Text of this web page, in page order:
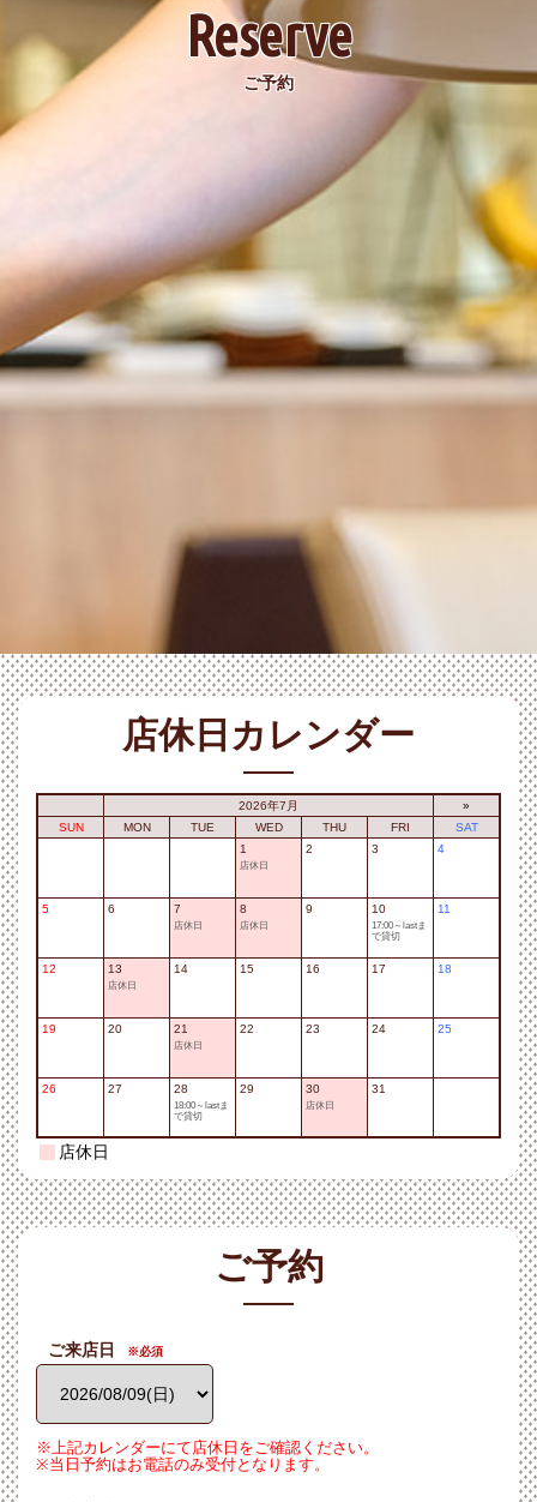
Reserve
ご予約
店休日カレンダー
2026年7月
»
SUN
MON TUE WED THU FRI
SAT
1
店休日
2 3 4
5 6 7
店休日
8
店休日
9 10
17:00～lastま
で貸切
11
12 13
店休日
14 15 16 17 18
19 20 21
店休日
22 23 24 25
26 27 28
18:00～lastま
で貸切
29 30
店休日
31
店休日
ご予約
ご来店日
※上記カレンダーにて店休日をご確認ください。
※当日予約はお電話のみ受付となります。